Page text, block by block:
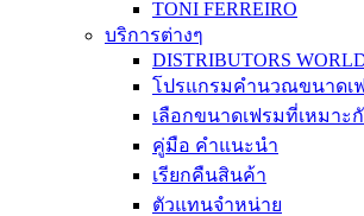
TONI FERREIRO
บริการต่างๆ
DISTRIBUTORS
โปรแกรมคำนวณขนาดเ
เลือกขนาดเฟรมที่เหมา
คู่มือ คำแนะนำ
เรียกคืนสินค้า
ตัวแทนจำหน่าย